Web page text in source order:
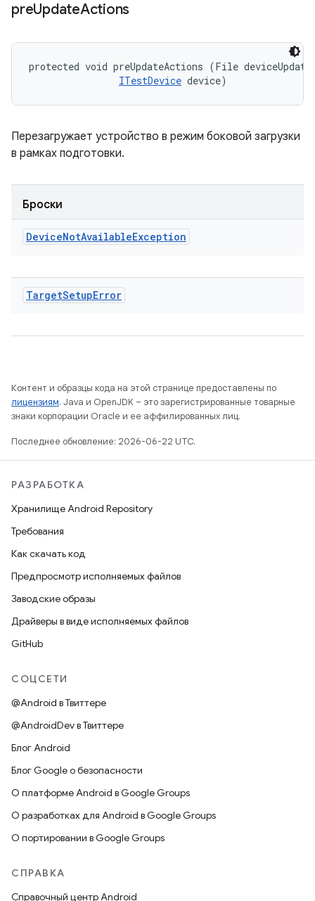
preUpdateActions
protected void preUpdateActions (File
ITestDevice device)
Перезагружает устройство в режим боковой загрузки
в рамках подготовки.
Броски
DeviceNotAvailableException
TargetSetupError
Контент и образцы кода на этой странице предоставлены по
лицензиям. Java и OpenJDK – это зарегистрированные товарные
знаки корпорации Oracle и ее аффилированных лиц.
Последнее обновление: 2026-06-22 UTC.
РАЗРАБОТКА
Хранилище Android Repository
Требования
Как скачать код
Предпросмотр исполняемых файлов
Заводские образы
Драйверы в виде исполняемых файлов
GitHub
СОЦСЕТИ
@Android в Твиттере
@AndroidDev в Твиттере
Блог Android
Блог Google о безопасности
О платформе Android в Google Groups
О разработках для Android в Google Groups
О портировании в Google Groups
СПРАВКА
Справочный центр Android